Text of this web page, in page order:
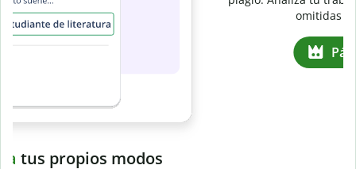
Evitael plagio accidental